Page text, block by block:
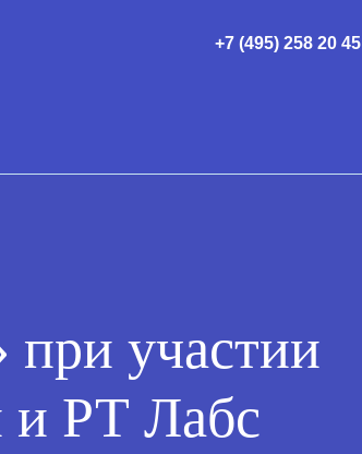
+7 (495) 258 20 45
+7 (495) 258 20 45
при участии
РТ Лабс